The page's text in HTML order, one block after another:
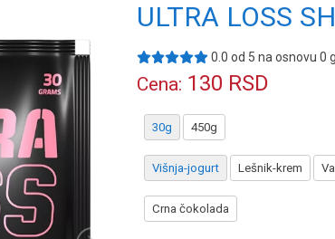
ULTRA LOSS
0.0 od 5 na osnovu 0
Cena: 130 RSD
30g 450g
Višnja-jogurt Lešnik-krem
Crna čokolada